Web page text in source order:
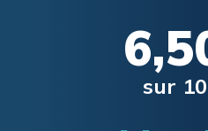
sur